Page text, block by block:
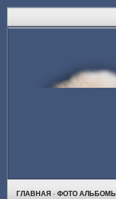
ГЛАВНАЯ ФОТО АЛЬБОМЫ